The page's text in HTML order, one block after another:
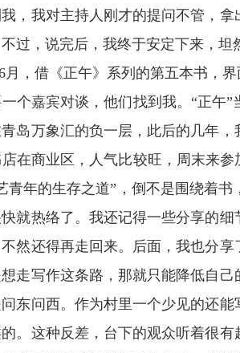
，我对主持人刚才的提问不管，
过，说完后，我终于安定下来，
月，借《正午》系列的第五本书，
个嘉宾对谈，他们找到我。“正午
岛万象汇的负一层，此后的几年
在商业区，人气比较旺，周末来
青年的生存之道”，倒不是围绕着
就热络了。我还记得一些分享的
然还得再走回来。后面，我也分
走写作这条路，那就只能降低自
东问西。作为村里一个少见的还
。这种反差，台下的观众听着很